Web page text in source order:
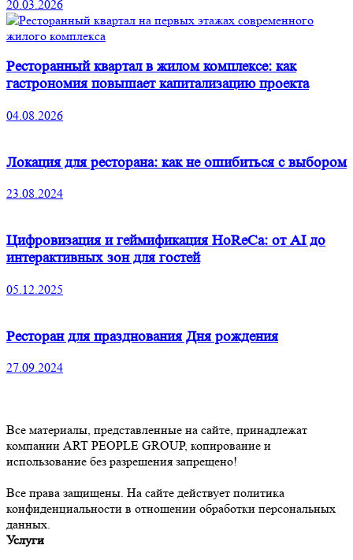
20.03.2026
Ресторанный квартал в жилом комплексе: как
гастрономия повышает капитализацию проекта
04.08.2026
Локация для ресторана: как не ошибиться с выбором
23.08.2024
Цифровизация и геймификация HoReCa: от AI до
интерактивных зон для гостей
05.12.2025
Ресторан для празднования Дня рождения
27.09.2024
Все материалы, представленные на сайте, принадлежат
компании ART PEOPLE GROUP, копирование и
использование без разрешения запрещено!
Все права защищены. На сайте действует политика
конфиденциальности в отношении обработки персональных
данных.
Услуги